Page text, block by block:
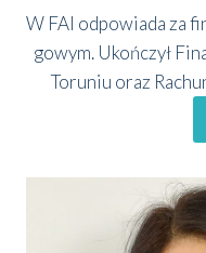
W FAI odpo­wia­da za
go­wym. Ukoń­czył
Toru­niu oraz